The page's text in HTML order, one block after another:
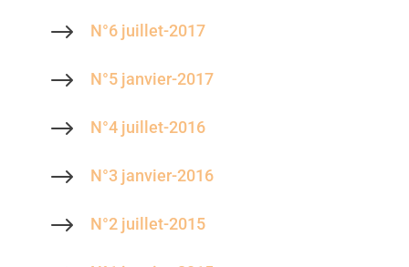
$ N°6 juillet-2017
$ N°5 janvier-2017
$ N°4 juillet-2016
$ N°3 janvier-2016
$ N°2 juillet-2015